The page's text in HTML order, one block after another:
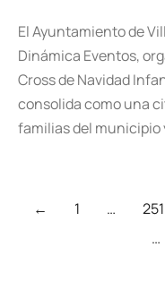
El Ayuntamiento de
Dinámica Eventos,
Cross de Navidad
consolida como una
familias del municipio
← 1 … 251
…